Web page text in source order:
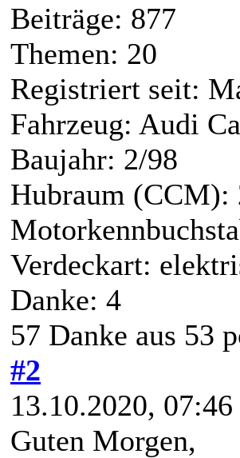
Beiträge: 877
Themen: 20
Registriert seit:
Fahrzeug: Audi
Baujahr: 2/98
Hubraum (CCM):
Verdeckart:
Danke: 4
57 Danke aus 53
#2
13.10.2020, 07:46
Guten Morgen,